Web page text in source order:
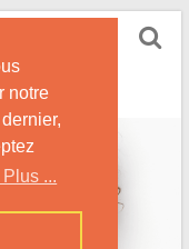
notre
...
des